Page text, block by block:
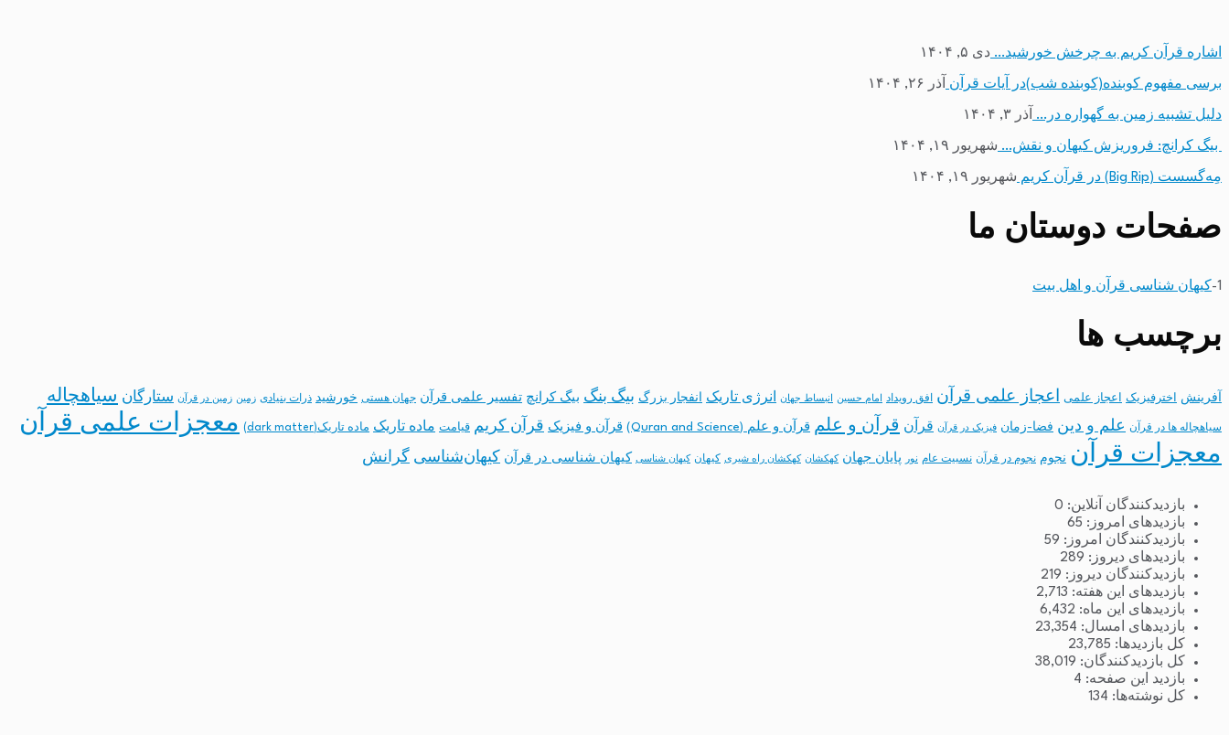
اشاره قرآن کریم به چرخش خورشید… دی ۵, ۱۴۰۴
برسی مفهوم کوبنده(کوبنده شب)در آیات قرآن آذر ۲۶, ۱۴۰۴
دلیل تشبیه زمین به گهواره در… آذر ۳, ۱۴۰۴
بیگ کرانچ: فروریزش کیهان و نقش… شهریور ۱۹, ۱۴۰۴
مِه‌گسست (Big Rip) در قرآن کریم شهریور ۱۹, ۱۴۰۴
صفحات دوستان ما
1- کیهان شناسی قرآن و اهل بیت
برچسب ها
آفرینش اخترفیزیک اعجاز علمی اعجاز علمی قرآن افق رویداد امام حسین انبساط جهان انرژی تاریک انفجار بزرگ بیگ بنگ بیگ کرانچ تفسیر علمی قرآن جهان هستی خورشید ذرات بنیادی زمین زمین در قرآن ستارگان سیاهچاله
سیاهچاله ها در قرآن علم و دین فضا-زمان فیزیک در قرآن قرآن قرآن و علم قرآن و علم (Quran and Science) قرآن و فیزیک قرآن کریم قیامت ماده تاریک ماده تاریک(dark matter) معجزات علمی قرآن
معجزات قرآن نجوم نجوم در قرآن نسبیت عام نور پایان جهان کهکشان کهکشان راه شیری کیهان کیهان شناسی کیهان شناسی در قرآن کیهان‌شناسی گرانش
بازدیدکنندگان آنلاین: 0
بازدیدهای امروز: 65
بازدیدکنندگان امروز: 59
بازدیدهای دیروز: 289
بازدیدکنندگان دیروز: 219
بازدیدهای این هفته: 2,713
بازدیدهای این ماه: 6,432
بازدیدهای امسال: 23,354
کل بازدیدها: 23,785
کل بازدیدکنند‌گان: 38,019
بازدید این صفحه: 4
کل نوشته‌ها: 134